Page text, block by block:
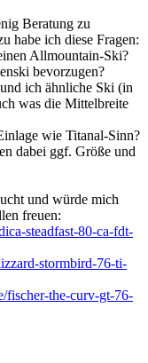
Beratung zu
habe ich diese Fragen:
Allmountain-Ski?
bevorzugen?
ich ähnliche Ski (in
was die Mittelbreite
wie Titanal-Sinn?
dabei ggf. Größe und
und würde mich
freuen:
steadfast-80-ca-fdt-
stormbird-76-ti-
fischer-the-curv-gt-76-